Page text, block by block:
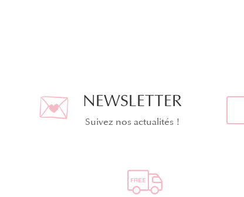
NEWSLETTER
Suivez nos actualités !